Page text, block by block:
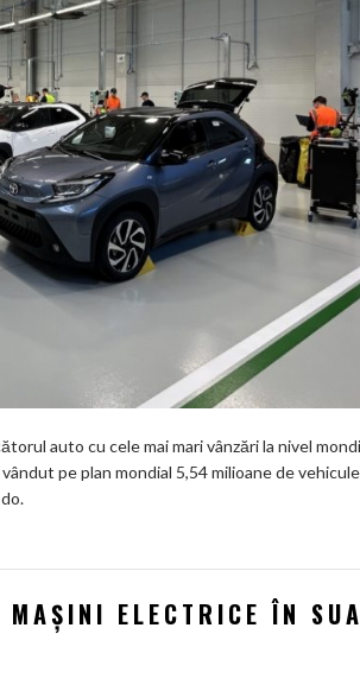
auto cu cele mai mari vânzări la nivel
pe plan mondial 5,54 milioane de
MAȘINI ELECTRICE ÎN